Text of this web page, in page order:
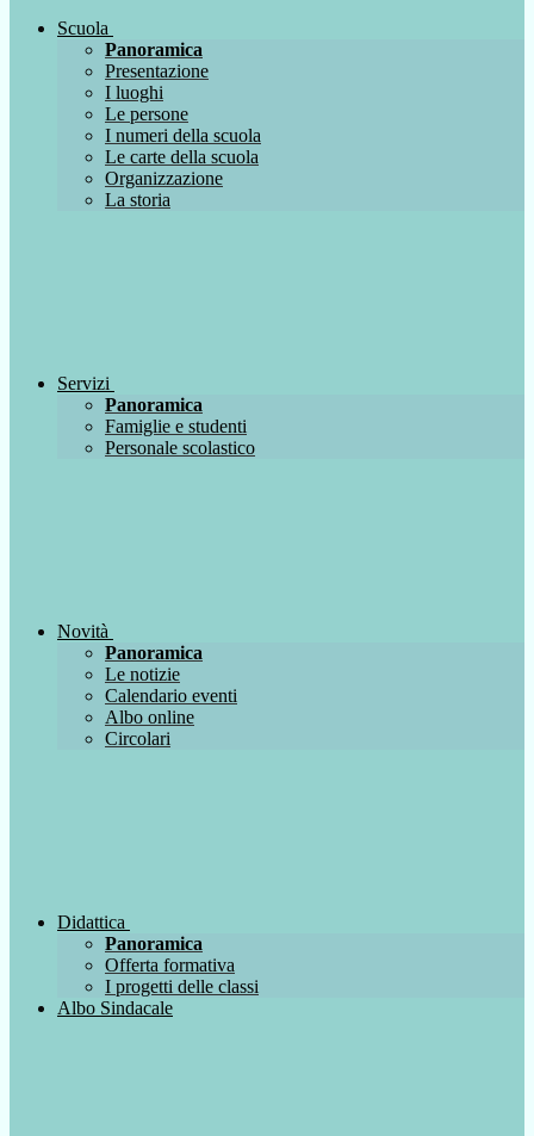
Scuola
Panoramica
Presentazione
I luoghi
Le persone
I numeri della scuola
Le carte della scuola
Organizzazione
La storia
Servizi
Panoramica
Famiglie e studenti
Personale scolastico
Novità
Panoramica
Le notizie
Calendario eventi
Albo online
Circolari
Didattica
Panoramica
Offerta formativa
I progetti delle classi
Albo Sindacale